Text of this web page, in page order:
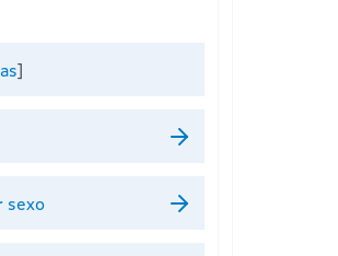
sexo